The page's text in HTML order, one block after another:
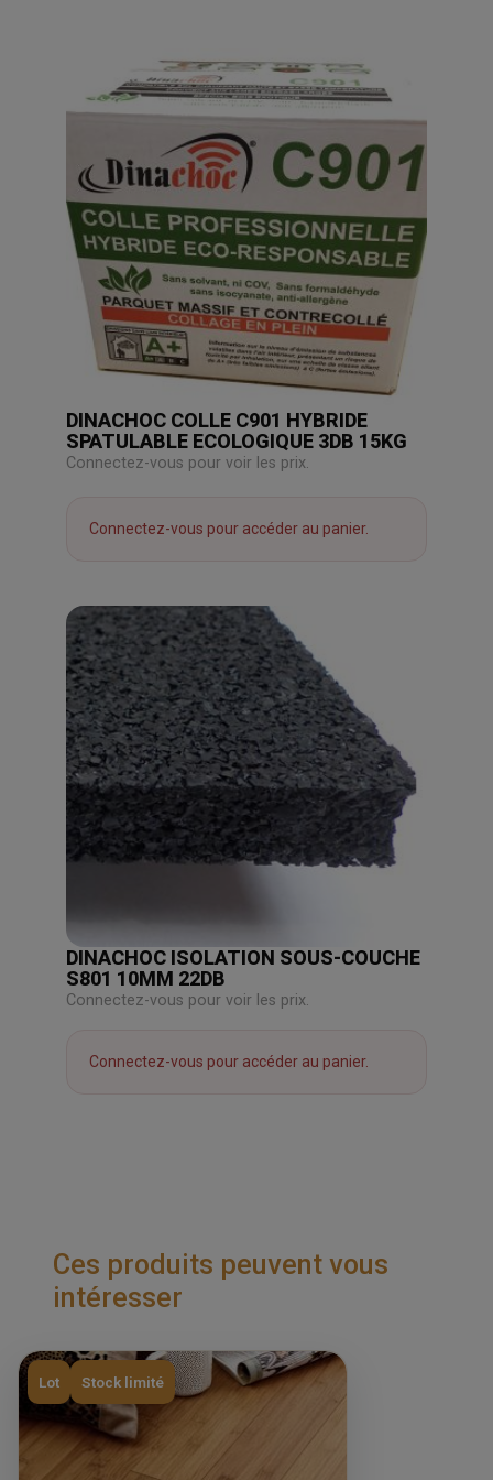
DINACHOC COLLE C901 HYBRIDE
SPATULABLE ECOLOGIQUE 3DB 15KG
Connectez-vous pour voir les prix.
Connectez-vous pour accéder au panier.
DINACHOC ISOLATION SOUS-COUCHE
S801 10MM 22DB
Connectez-vous pour voir les prix.
Connectez-vous pour accéder au panier.
Ces produits peuvent vous
intéresser
Lot Stock limité